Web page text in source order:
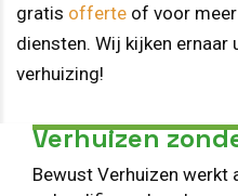
gratis offerte of voor
diensten. Wij kijken ernaar
verhuizing!
Verhuizen
Bewust Verhuizen werkt